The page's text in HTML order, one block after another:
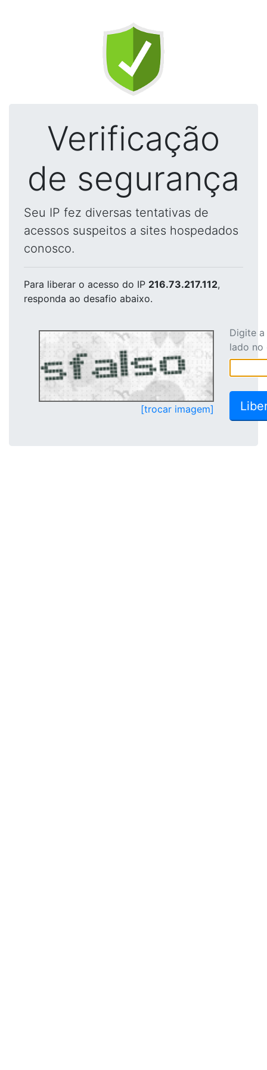
Verificação
de segurança
Seu IP fez diversas tentativas de
acessos suspeitos a sites hospedados
conosco.
Para liberar o acesso do IP 216.73.217.112,
responda ao desafio abaixo.
[trocar imagem]
Digite
lado no